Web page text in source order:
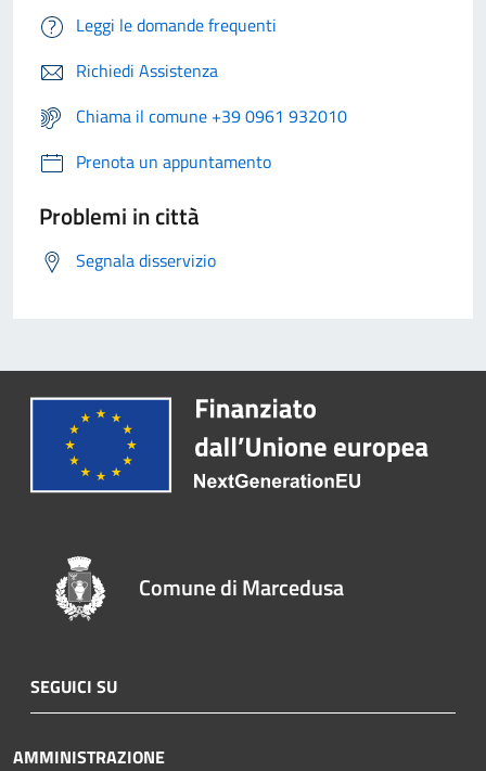
Leggi le domande frequenti
Richiedi Assistenza
Chiama il comune +39 0961 932010
Prenota un appuntamento
Problemi in città
Segnala disservizio
Comune di Marcedusa
SEGUICI SU
AMMINISTRAZIONE